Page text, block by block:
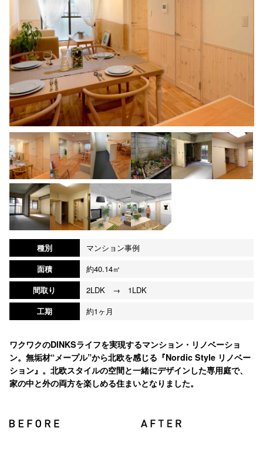
種別
マンション事例
面積
約40.14㎡
間取り
2LDK → 1LDK
工期
約1ヶ月
ワクワクのDINKSライフを実現するマンション・リノベーショ
ン。無垢材“メープル”から北欧を感じる『Nordic Style リノベー
ション』。北欧スタイルの空間と一緒にデザインした専用庭で、
家の中と外の両方を楽しめる住まいとなりました。